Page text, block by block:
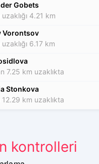
Gobets
4.21 km
Vorontsov
6.17 km
7.25 km uzaklıkta
Stonkova
12.29 km uzaklıkta
kontrolleri